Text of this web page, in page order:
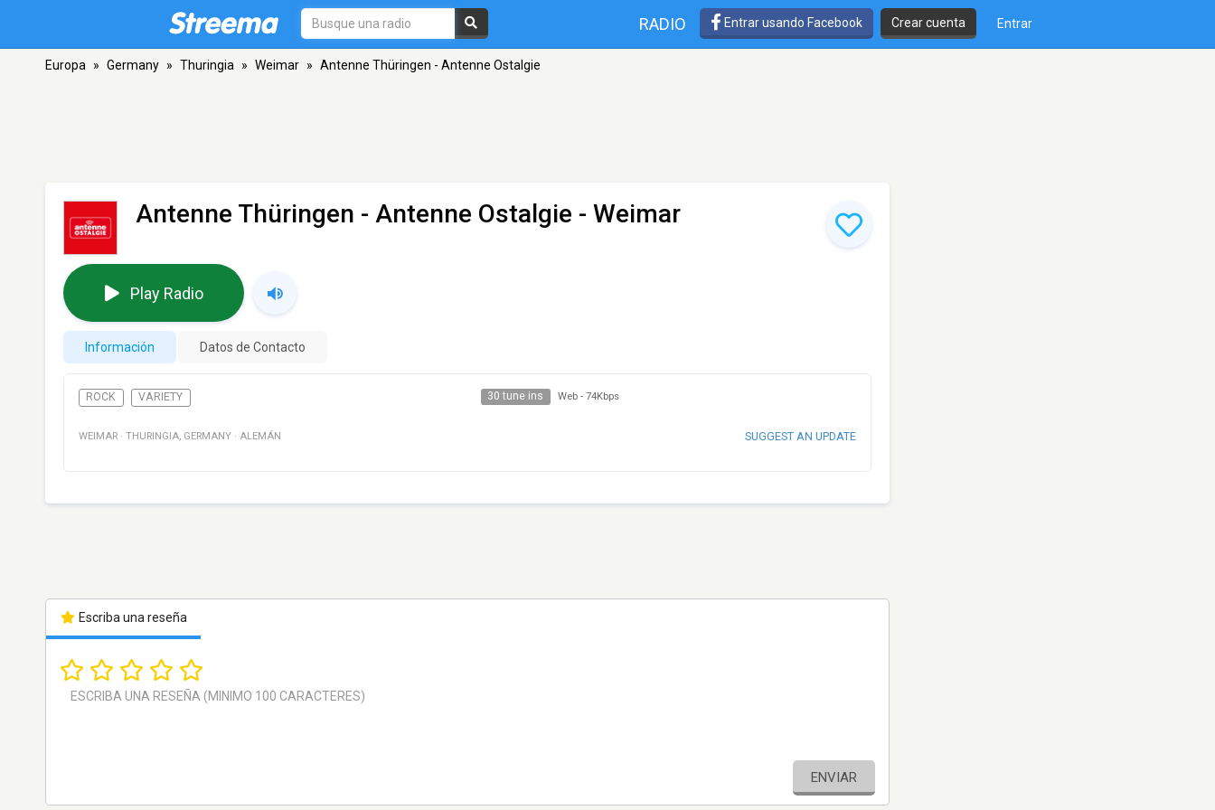
RADIO Entrar usando Facebook Crear cuenta Entrar
Europa » Germany » Thuringia » Weimar » Antenne Thüringen - Antenne Ostalgie
Antenne Thüringen - Antenne Ostalgie - Weimar
Play Radio
Información Datos de Contacto
ROCK VARIETY 30 tune ins Web - 74Kbps
WEIMAR · THURINGIA, GERMANY · ALEMÁN SUGGEST AN UPDATE
Escriba una reseña
ENVIAR